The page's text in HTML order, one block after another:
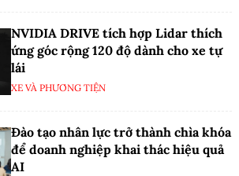
NVIDIA DRIVE tích hợp Lidar thích
ứng góc rộng 120 độ dành cho xe tự
lái
XE VÀ PHƯƠNG TIỆN
Đào tạo nhân lực trở thành chìa khóa
để doanh nghiệp khai thác hiệu quả
AI